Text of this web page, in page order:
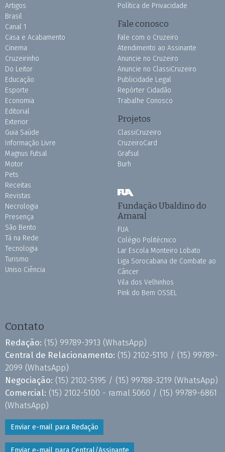
Artigos
Brasil
Canal 1
Casa e Acabamento
Cinema
Cruzeirinho
Do Leitor
Educação
Esporte
Economia
Editorial
Exterior
Guia Saúde
Informação Livre
Magnus Futsal
Motor
Pets
Receitas
Revistas
Necrologia
Presença
São Bento
Tá na Rede
Tecnologia
Turismo
Uniso Ciência
Política de Privacidade
Fale conosco
Fale com o Cruzeiro
Atendimento ao Assinante
Anuncie no Cruzeiro
Anuncie no ClassiCruzeiro
Publicidade Legal
Repórter Cidadão
Trabalhe Conosco
Projetos
ClassiCruzeiro
CruzeiroCard
Grafsul
Burh
Fundação Ubaldino do
Amaral
FUA
Colégio Politécnico
Lar Escola Monteiro Lobato
Liga Sorocabana de Combate ao
Câncer
Vila dos Velhinhos
Pink do Bem OSSEL
Contato
Redação: (15) 99789-3913 (WhatsApp)
Central de Relacionamento: (15) 2102-5110 / (15) 99789-
2099 (WhatsApp)
Negociação: (15) 2102-5195 / (15) 99788-3219 (WhatsApp)
Comercial: (15) 2102-5100 - ramal 5060 / (15) 99789-6861
(WhatsApp)
Enviar e-mail para Redação